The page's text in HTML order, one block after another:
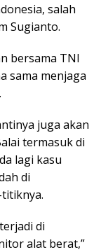
salah
Sugianto.
bersama TNI
sama menjaga
juga akan
termasuk di
lagi kasu
di
di
alat berat,”